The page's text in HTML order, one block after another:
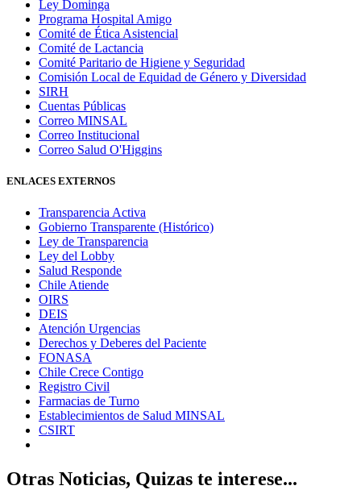
Ley Dominga
Programa Hospital Amigo
Comité de Ética Asistencial
Comité de Lactancia
Comité Paritario de Higiene y Seguridad
Comisión Local de Equidad de Género y Diversidad
SIRH
Cuentas Públicas
Correo MINSAL
Correo Institucional
Correo Salud O'Higgins
ENLACES EXTERNOS
Transparencia Activa
Gobierno Transparente (Histórico)
Ley de Transparencia
Ley del Lobby
Salud Responde
Chile Atiende
OIRS
DEIS
Atención Urgencias
Derechos y Deberes del Paciente
FONASA
Chile Crece Contigo
Registro Civil
Farmacias de Turno
Establecimientos de Salud MINSAL
CSIRT
Otras Noticias, Quizas te interese...